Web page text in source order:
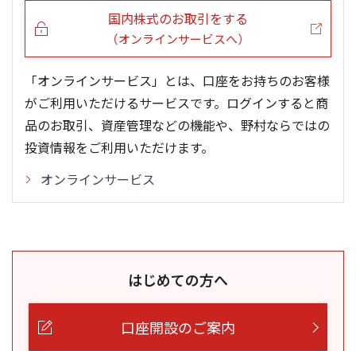
国内株式のお取引をする
（オンラインサービスへ）
「オンラインサービス」とは、口座をお持ちのお客様
がご利用いただけるサービスです。ログインすると商
品のお取引、資産管理などの機能や、野村ならではの
投資情報をご利用いただけます。
オンラインサービス
はじめての方へ
口座開設のご案内